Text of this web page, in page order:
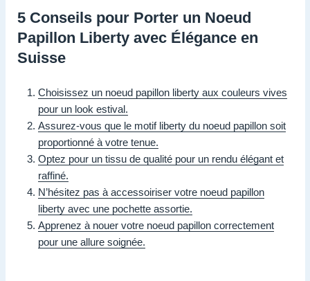
5 Conseils pour Porter un Noeud
Papillon Liberty avec Élégance en
Suisse
Choisissez un noeud papillon liberty aux couleurs vives
pour un look estival.
Assurez-vous que le motif liberty du noeud papillon soit
proportionné à votre tenue.
Optez pour un tissu de qualité pour un rendu élégant et
raffiné.
N’hésitez pas à accessoiriser votre noeud papillon
liberty avec une pochette assortie.
Apprenez à nouer votre noeud papillon correctement
pour une allure soignée.